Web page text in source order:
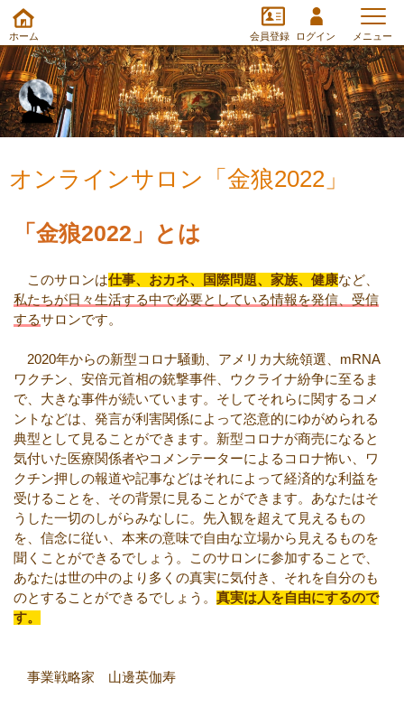
オンラインサロン「金狼2022」
「金狼2022」とは
このサロンは仕事、おカネ、国際問題、家族、健康など、
私たちが日々生活する中で必要としている情報を発信、受信
するサロンです。
2020年からの新型コロナ騒動、アメリカ大統領選、mRNA
ワクチン、安倍元首相の銃撃事件、ウクライナ紛争に至るま
で、大きな事件が続いています。そしてそれらに関するコメ
ントなどは、発言が利害関係によって恣意的にゆがめられる
典型として見ることができます。新型コロナが商売になると
気付いた医療関係者やコメンテーターによるコロナ怖い、ワ
クチン押しの報道や記事などはそれによって経済的な利益を
受けることを、その背景に見ることができます。あなたはそ
うした一切のしがらみなしに。先入観を超えて見えるもの
を、信念に従い、本来の意味で自由な立場から見えるものを
聞くことができるでしょう。このサロンに参加することで、
あなたは世の中のより多くの真実に気付き、それを自分のも
のとすることができるでしょう。 真実は人を自由にするので
す。
事業戦略家 山邊英伽寿
ホーム 会員登録 ログイン メニュー